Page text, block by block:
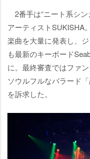
2番手は“ニート系シ
アーティストSUKISHA
楽曲を大量に発表し、
も最新のキーボード
に。最終審査ではファ
ソウルフルなバラード
を訴求した。